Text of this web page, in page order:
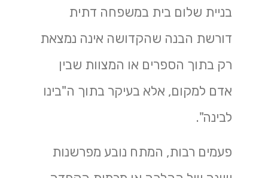
בניית שלום בית במשפחה דתית
דורשת הבנה שהקדושה אינה נמצאת
רק בתוך הספרים או המצוות שבין
אדם למקום, אלא בעיקר בתוך ה"בינו
לבינה".
פעמים רבות, המתח נובע מפרשנות